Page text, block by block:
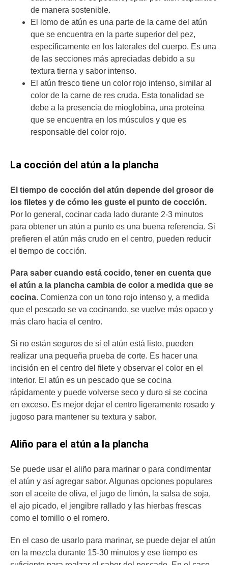
de manera sostenible.
El lomo de atún es una parte de la carne del atún
que se encuentra en la parte superior del pez,
específicamente en los laterales del cuerpo. Es una
de las secciones más apreciadas debido a su
textura tierna y sabor intenso.
El atún fresco tiene un color rojo intenso, similar al
color de la carne de res cruda. Esta tonalidad se
debe a la presencia de mioglobina, una proteína
que se encuentra en los músculos y que es
responsable del color rojo.
La cocción del atún a la plancha
El tiempo de cocción del atún depende del grosor de
los filetes y de cómo les guste el punto de cocción.
Por lo general, cocinar cada lado durante 2-3 minutos
para obtener un atún a punto es una buena referencia. Si
prefieren el atún más crudo en el centro, pueden reducir
el tiempo de cocción.
Para saber cuando está cocido, tener en cuenta que
el atún a la plancha cambia de color a medida que se
cocina. Comienza con un tono rojo intenso y, a medida
que el pescado se va cocinando, se vuelve más opaco y
más claro hacia el centro.
Si no están seguros de si el atún está listo, pueden
realizar una pequeña prueba de corte. Es hacer una
incisión en el centro del filete y observar el color en el
interior. El atún es un pescado que se cocina
rápidamente y puede volverse seco y duro si se cocina
en exceso. Es mejor dejar el centro ligeramente rosado y
jugoso para mantener su textura y sabor.
Aliño para el atún a la plancha
Se puede usar el aliño para marinar o para condimentar
el atún y así agregar sabor. Algunas opciones populares
son el aceite de oliva, el jugo de limón, la salsa de soja,
el ajo picado, el jengibre rallado y las hierbas frescas
como el tomillo o el romero.
En el caso de usarlo para marinar, se puede dejar el atún
en la mezcla durante 15-30 minutos y ese tiempo es